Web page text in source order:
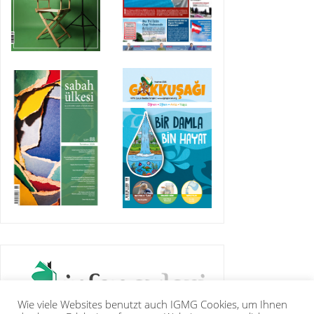
Wie viele Websites benutzt auch IGMG Cookies, um Ihnen